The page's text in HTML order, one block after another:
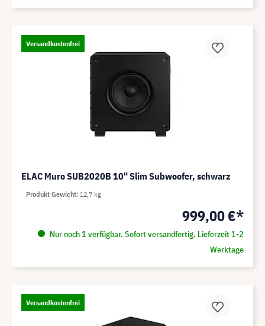
Versandkostenfrei
ELAC Muro SUB2020B 10" Slim Subwoofer, schwarz
999,00 €*
Nur noch 1 verfügbar. Sofort versandfertig. Lieferzeit 1-2
Werktage
Produkt Gewicht 12,7 kg
Versandkostenfrei